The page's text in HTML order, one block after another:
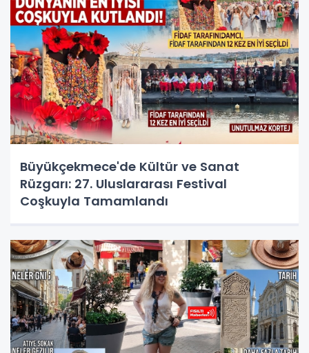
Büyükçekmece'de Kültür ve Sanat
Rüzgarı: 27. Uluslararası Festival
Coşkuyla Tamamlandı